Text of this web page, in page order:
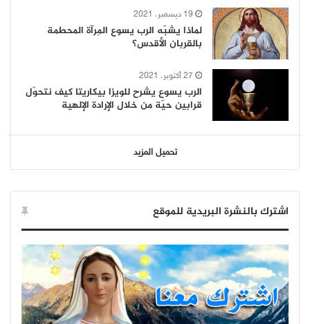
19 ديسمبر، 2021
لماذا يشبّه الرب يسوع المِرآة المحطمة
بالقربان الأقدس؟
27 أكتوبر، 2021
الرب يسوع يشرح للويزا بيكاريتا كيف نتحوّل
قرابين حيّة من خلال الإرادة الإلهية
تحميل المزيد
اشترك بالنشرة البريدية للموقع